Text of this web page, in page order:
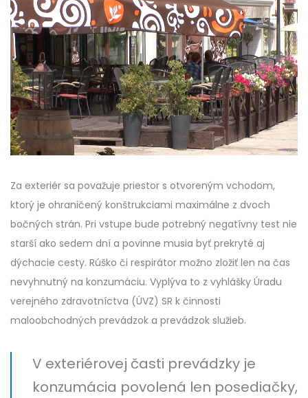
Za exteriér sa považuje priestor s otvoreným vchodom,
ktorý je ohraničený konštrukciami maximálne z dvoch
bočných strán. Pri vstupe bude potrebný negatívny test nie
starší ako sedem dní a povinne musia byť prekryté aj
dýchacie cesty. Rúško či respirátor možno zložiť len na čas
nevyhnutný na konzumáciu. Vyplýva to z vyhlášky Úradu
verejného zdravotníctva (ÚVZ) SR k činnosti
maloobchodných prevádzok a prevádzok služieb.
V exteriérovej časti prevádzky je
konzumácia povolená len posediačky,